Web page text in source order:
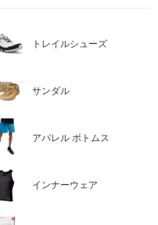
トレイルシューズ
サンダル
アパレル ボトムス
インナーウェア